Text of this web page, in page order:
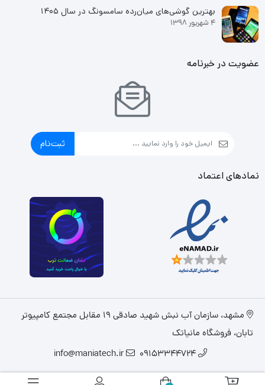
بهترین گوشی‌های میان‌رده سامسونگ در سال ۱۴۰۵
4 شهریور 1398
عضویت در خبرنامه
ثبت‌نام
نمادهای اعتماد
مشهد، سازمان آب نبش شهید صادقی 19 مقابل مجتمع کامپیوتر
تابان، فروشگاه مانیاتک
09153344724
info@maniatech.ir